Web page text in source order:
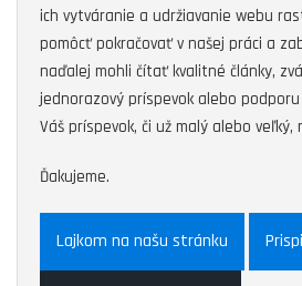
ich vytváranie a udržiavanie webu
pomôcť pokračovať v našej práci a
naďalej mohli čítať kvalitné články,
jednorazový príspevok alebo
Váš príspevok, či už malý alebo veľký,
Ďakujeme.
Lajkom na našu stránku